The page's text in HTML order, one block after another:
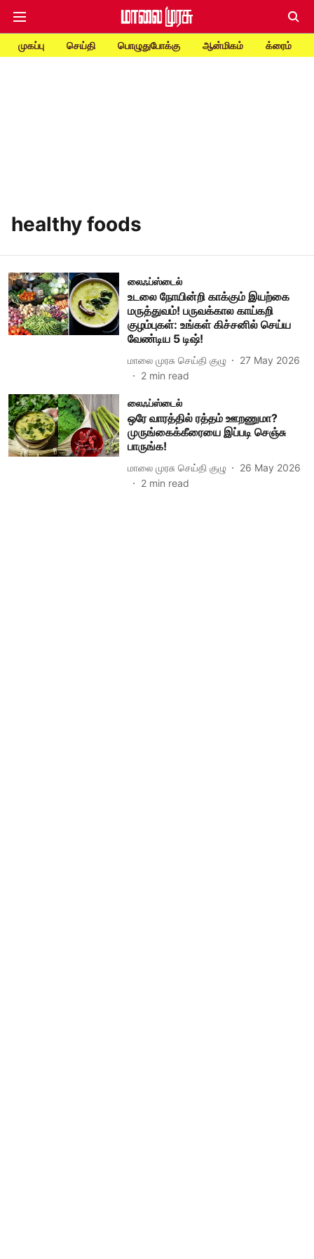
முகப்பு செய்தி பொழுதுபோக்கு ஆன்மிகம் க்ரைம்
healthy foods
லைஃப்ஸ்டைல்
உடலை நோயின்றி காக்கும் இயற்கை
மருத்துவம்! பருவக்கால காய்கறி
குழம்புகள்: உங்கள் கிச்சனில் செய்ய
வேண்டிய 5 டிஷ்!
மாலை முரசு செய்தி குழு
27 May 2026
2 min read
லைஃப்ஸ்டைல்
ஒரே வாரத்தில் ரத்தம் ஊறணுமா?
முருங்கைக்கீரையை இப்படி செஞ்சு
பாருங்க!
மாலை முரசு செய்தி குழு
26 May 2026
2 min read